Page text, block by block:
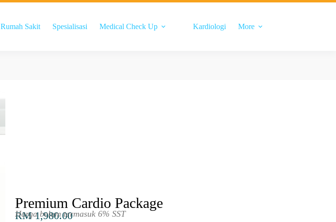
Rumah Sakit Spesialisasi Medical Check Up Kardiologi More
Premium Cardio Package
RM 1,980.00
Harga belum termasuk 6% SST